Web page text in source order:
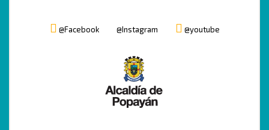
@Facebook @Instagram @youtube